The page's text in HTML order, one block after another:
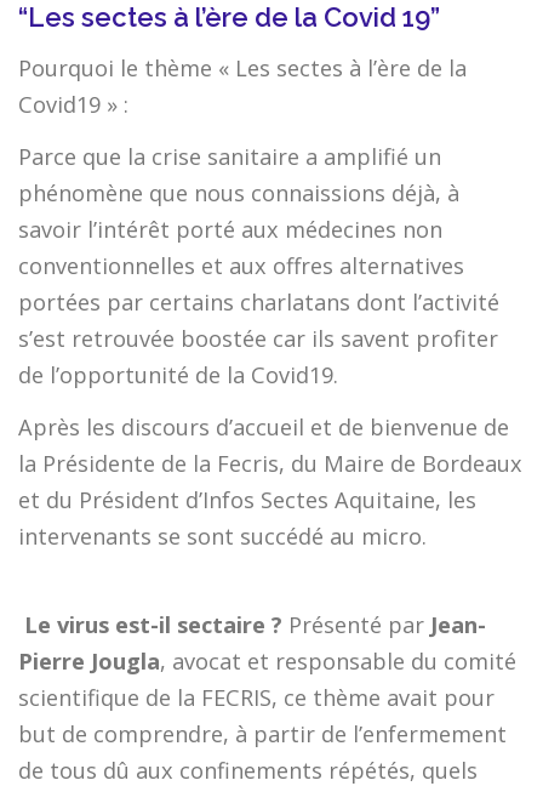
“Les sectes à l’ère de la Covid 19”
Pourquoi le thème « Les sectes à l’ère de la
Covid19 » :
Parce que la crise sanitaire a amplifié un
phénomène que nous connaissions déjà, à
savoir l’intérêt porté aux médecines non
conventionnelles et aux offres alternatives
portées par certains charlatans dont l’activité
s’est retrouvée boostée car ils savent profiter
de l’opportunité de la Covid19.
Après les discours d’accueil et de bienvenue de
la Présidente de la Fecris, du Maire de Bordeaux
et du Président d’Infos Sectes Aquitaine, les
intervenants se sont succédé au micro.
Le virus est-il sectaire ? Présenté par Jean-
Pierre Jougla, avocat et responsable du comité
scientifique de la FECRIS, ce thème avait pour
but de comprendre, à partir de l’enfermement
de tous dû aux confinements répétés, quels